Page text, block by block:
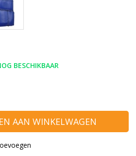
BESCHIKBAAR
AAN WINKELWAGEN